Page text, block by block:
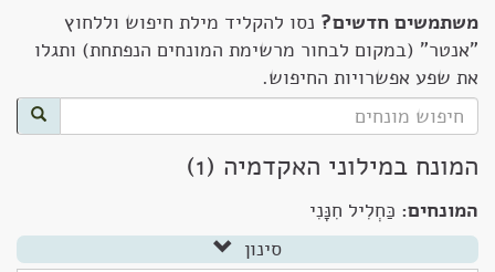
משתמשים חדשים? נסו להקליד מילת חיפוש וללחוץ
"אנטר" (במקום לבחור מרשימת המונחים הנפתחת) ותגלו
את שפע אפשרויות החיפוש.
המונח במילוני האקדמיה (1)
המונחים: כַּחְלִיל חִנָּנִי
סינון